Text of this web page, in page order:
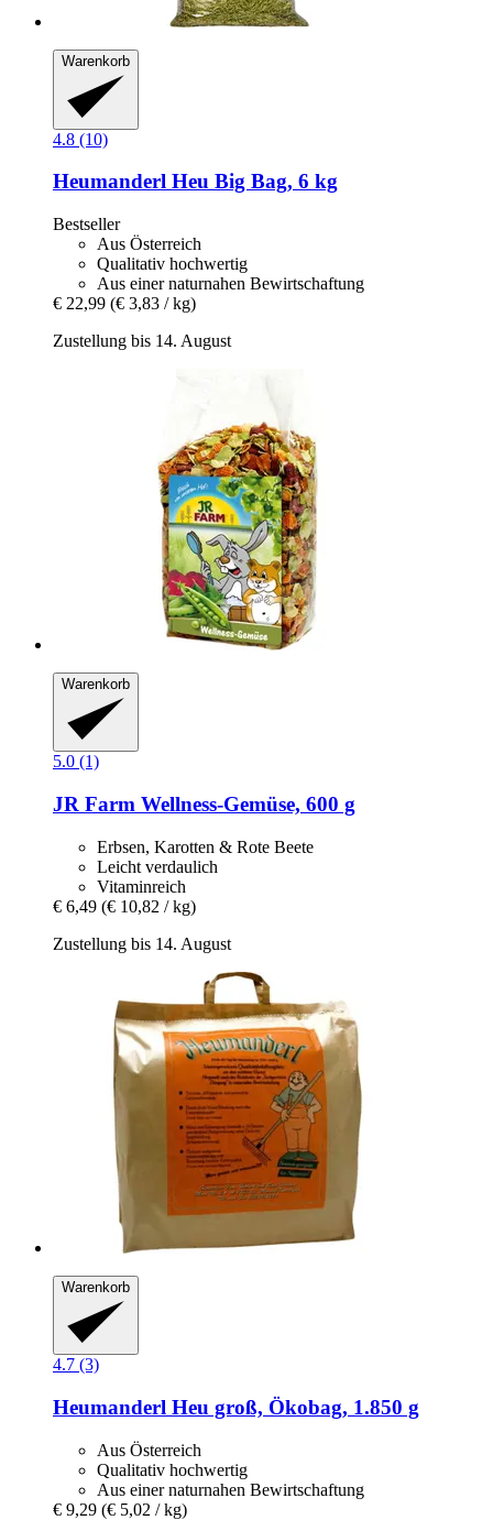
Warenkorb
4.8 (10)
Heumanderl Heu Big Bag, 6 kg
Bestseller
Aus Österreich
Qualitativ hochwertig
Aus einer naturnahen Bewirtschaftung
€ 22,99 (€ 3,83 / kg)
Zustellung bis 14. August
Warenkorb
5.0 (1)
JR Farm Wellness-​Gemüse, 600 g
Erbsen, Karotten & Rote Beete
Leicht verdaulich
Vitaminreich
€ 6,49 (€ 10,82 / kg)
Zustellung bis 14. August
Warenkorb
4.7 (3)
Heumanderl Heu groß, Ökobag, 1.850 g
Aus Österreich
Qualitativ hochwertig
Aus einer naturnahen Bewirtschaftung
€ 9,29 (€ 5,02 / kg)